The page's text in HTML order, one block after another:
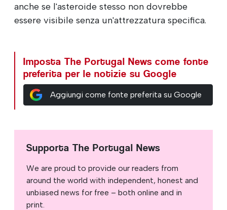
anche se l'asteroide stesso non dovrebbe
essere visibile senza un'attrezzatura specifica.
Imposta The Portugal News come fonte
preferita per le notizie su Google
Aggiungi come fonte preferita su Google
Supporta The Portugal News
We are proud to provide our readers from
around the world with independent, honest and
unbiased news for free – both online and in
print.